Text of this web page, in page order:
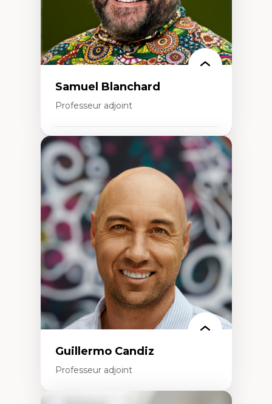
Samuel Blanchard
Professeur adjoint
Expertises
Didactique des sciences – processus
d’enquête et culture scientifique
Éducation en milieu minoritaire –
construction identitaire et conscience
critique
Technologies éducatives – ludification et
programmation pédagogique
La langue dans toutes les matières –
environnement discursif et langage
scientifique
Guillermo Candiz
Professeur adjoint